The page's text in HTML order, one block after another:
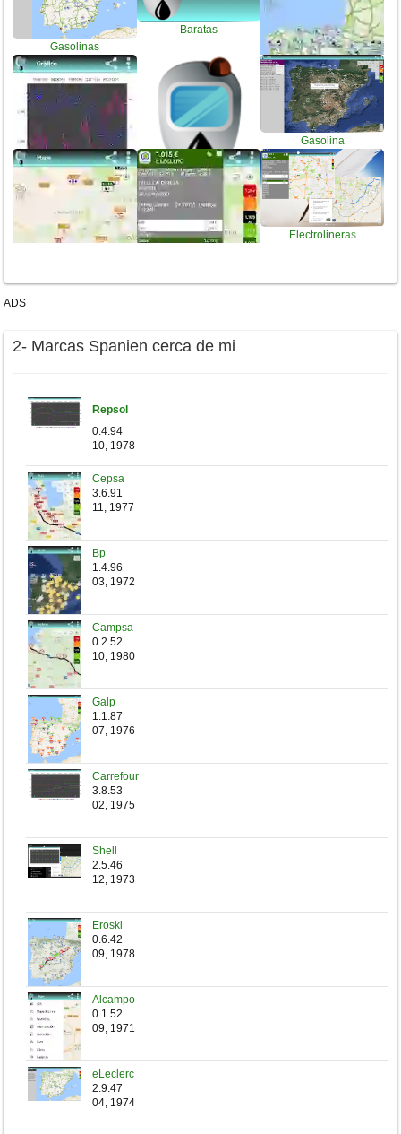
Gasolineras
Diesel
Gasolinas
Baratas
Gasoil
Gnc
Gasolina
Electrolineras
ADS
2- Marcas Spanien cerca de mi
Repsol
0.4.94
10, 1978
Cepsa
3.6.91
11, 1977
Bp
1.4.96
03, 1972
Campsa
0.2.52
10, 1980
Galp
1.1.87
07, 1976
Carrefour
3.8.53
02, 1975
Shell
2.5.46
12, 1973
Eroski
0.6.42
09, 1978
Alcampo
0.1.52
09, 1971
eLeclerc
2.9.47
04, 1974